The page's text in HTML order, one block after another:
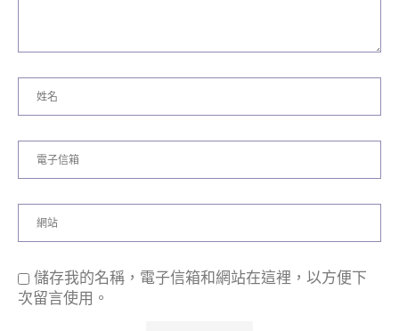
儲存我的名稱，電子信箱和網站在這裡，以方便下
次留言使用。